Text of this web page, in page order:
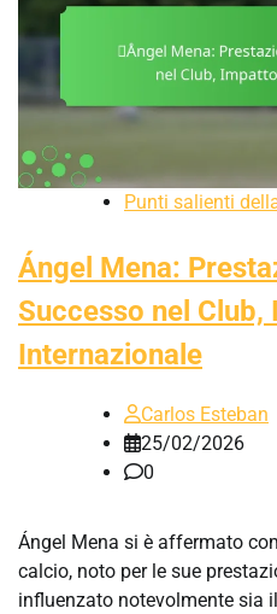
Punti salienti
Ángel Mena:
Successo nel Club,
Internazionale
Carlos Esteban
25/02/2026
0
Ángel Mena si è affermato
calcio, noto per le sue
influenzato notevolmente sia